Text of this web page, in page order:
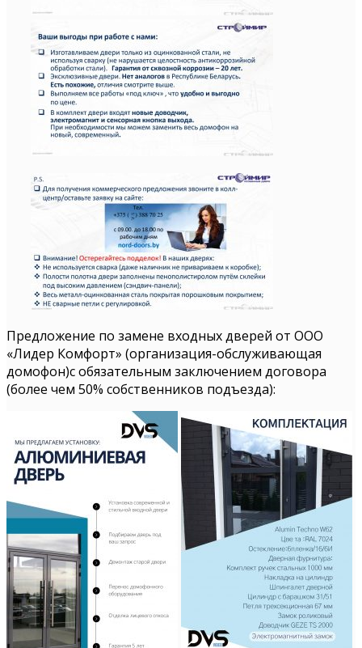
Предложение по замене входных дверей от ООО
«Лидер Комфорт» (организация-обслуживающая
домофон)с обязательным заключением договора
(более чем 50% собственников подъезда):